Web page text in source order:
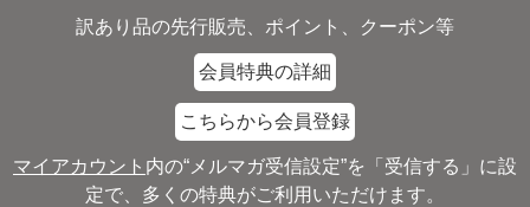
訳あり品の先行販売、ポイント、クーポン等
会員特典の詳細
こちらから会員登録
マイアカウント 内の“メルマガ受信設定”を「受信する」に設
定で、多くの特典がご利用いただけます。